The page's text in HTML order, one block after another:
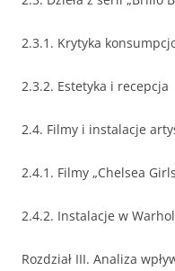
2.3.1. Krytyka
2.3.2. Estetyka i recepcja
2.4. Filmy i instalacje
2.4.1. Filmy „Chelsea
2.4.2. Instalacje w
Rozdział III. Analiza